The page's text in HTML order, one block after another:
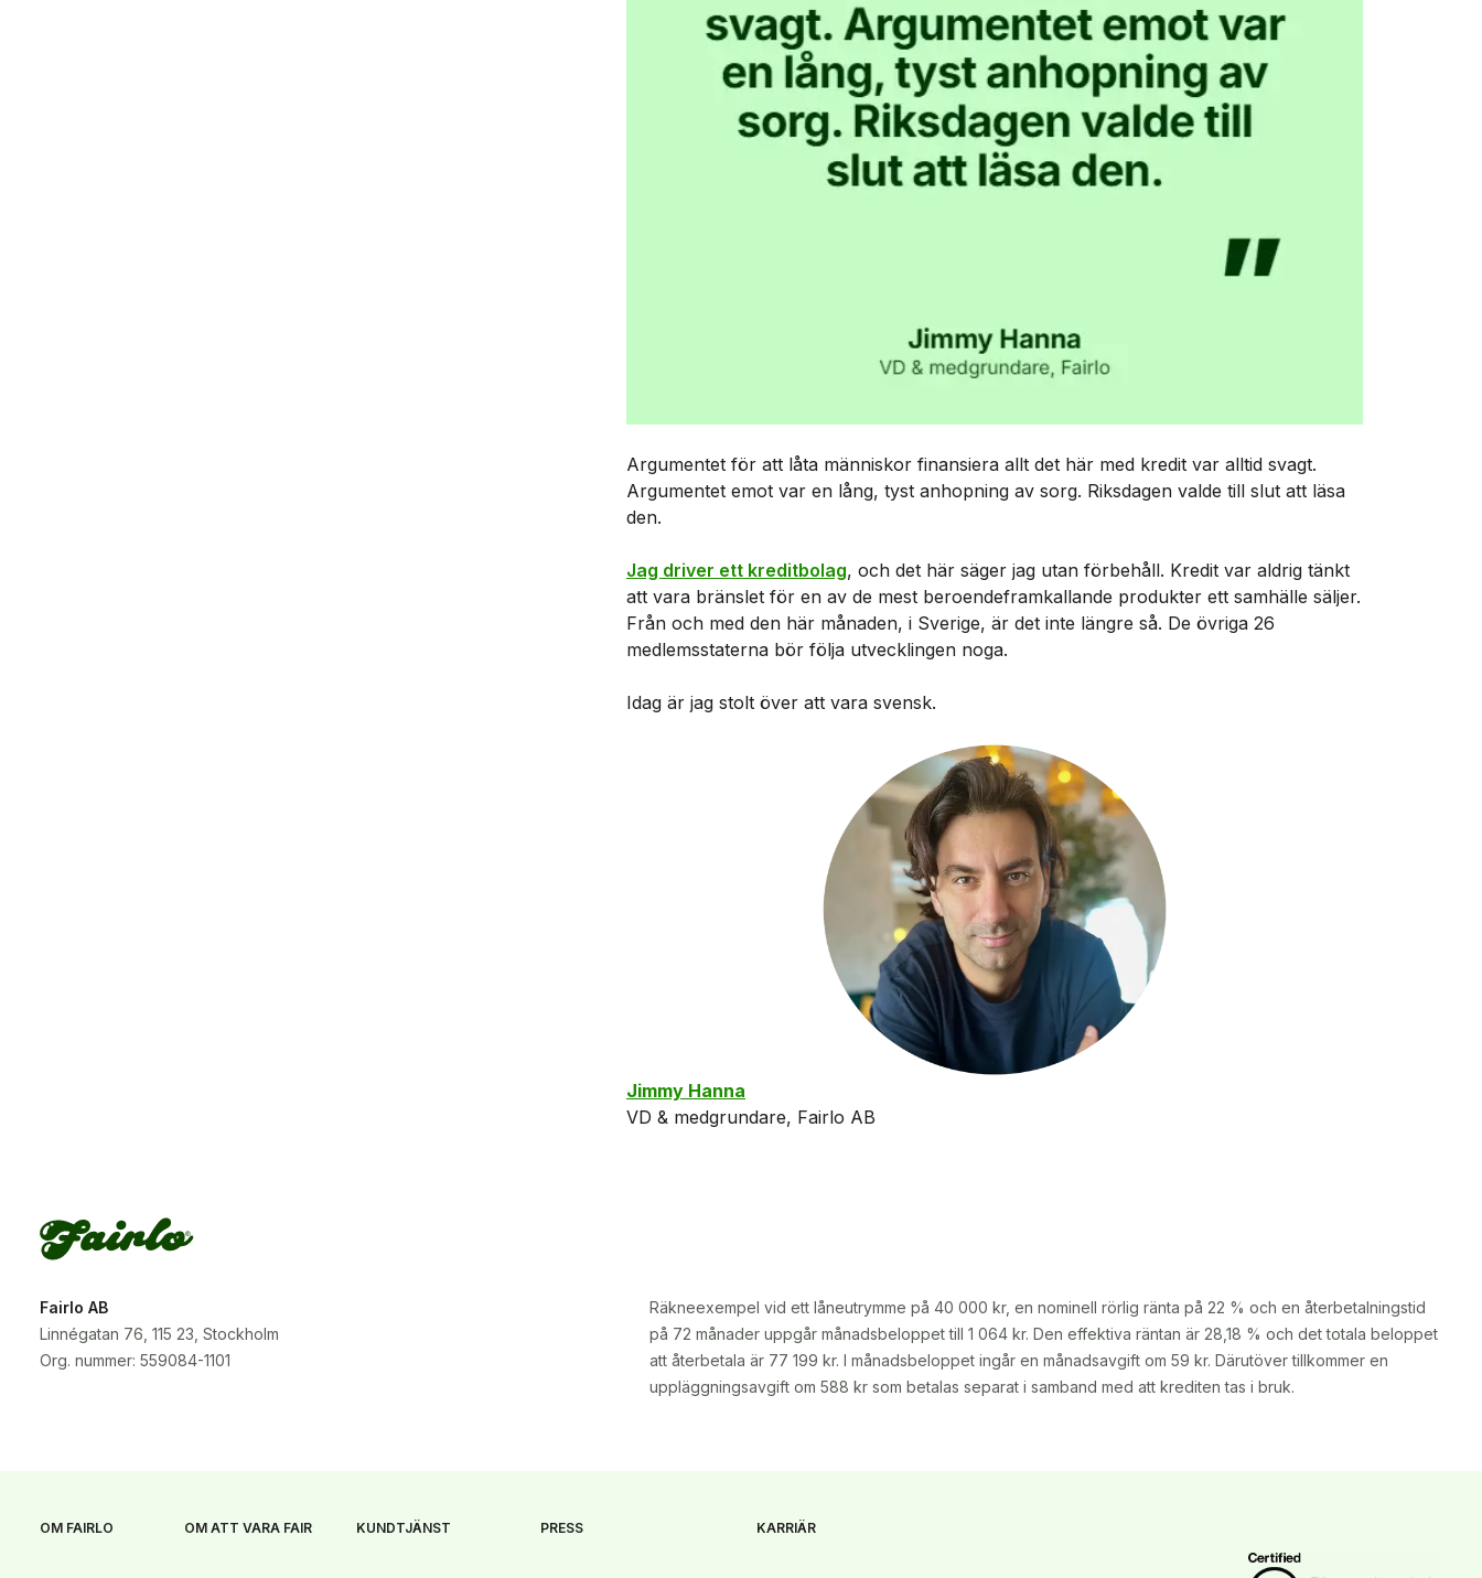
Argumentet för att låta människor finansiera allt det här med kredit var alltid svagt.
Argumentet emot var en lång, tyst anhopning av sorg. Riksdagen valde till slut att läsa
den.
Jag driver ett kreditbolag, och det här säger jag utan förbehåll. Kredit var aldrig tänkt
att vara bränslet för en av de mest beroendeframkallande produkter ett samhälle säljer.
Från och med den här månaden, i Sverige, är det inte längre så. De övriga 26
medlemsstaterna bör följa utvecklingen noga.
Idag är jag stolt över att vara svensk.
Jimmy Hanna
VD & medgrundare, Fairlo AB
Fairlo AB
Linnégatan 76, 115 23, Stockholm
Org. nummer: 559084-1101
Räkneexempel vid ett låneutrymme på 40 000 kr, en nominell rörlig ränta på 22 % och en återbetalningstid
på 72 månader uppgår månadsbeloppet till 1 064 kr. Den effektiva räntan är 28,18 % och det totala beloppet
att återbetala är 77 199 kr. I månadsbeloppet ingår en månadsavgift om 59 kr. Därutöver tillkommer en
uppläggningsavgift om 588 kr som betalas separat i samband med att krediten tas i bruk.
OM FAIRLO OM ATT VARA FAIR KUNDTJÄNST PRESS KARRIÄR
B Corp-certifierade